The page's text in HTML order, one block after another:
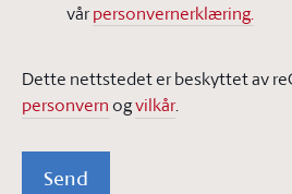
vårpersonvernerklæring.
Dette nettstedet er beskyttet av
personvern ogvilkår.
Send